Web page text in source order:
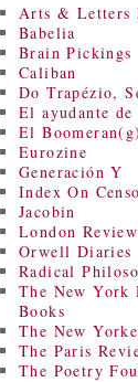
Arts & Letters
Babelia
Brain Pickings
Caliban
Do Trapézio,
El ayudante
El Boomeran(g)
Eurozine
Generación Y
Index On
Jacobin
London
Orwell Diaries
Radical
The New York
Books
The New
The Paris
The Poetry